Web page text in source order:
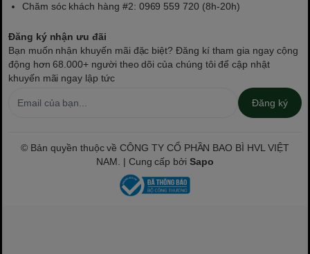
Chăm sóc khách hàng #2: 0969 559 720 (8h-20h)
Đăng ký nhận ưu đãi
Bạn muốn nhận khuyến mãi đặc biệt? Đăng kí tham gia ngay cộng
động hơn 68.000+ người theo dõi của chúng tôi để cập nhật
khuyến mãi ngay lập tức
Đăng ký
© Bản quyền thuộc về CÔNG TY CỔ PHẦN BAO BÌ HVL VIỆT
NAM. | Cung cấp bởiSapo